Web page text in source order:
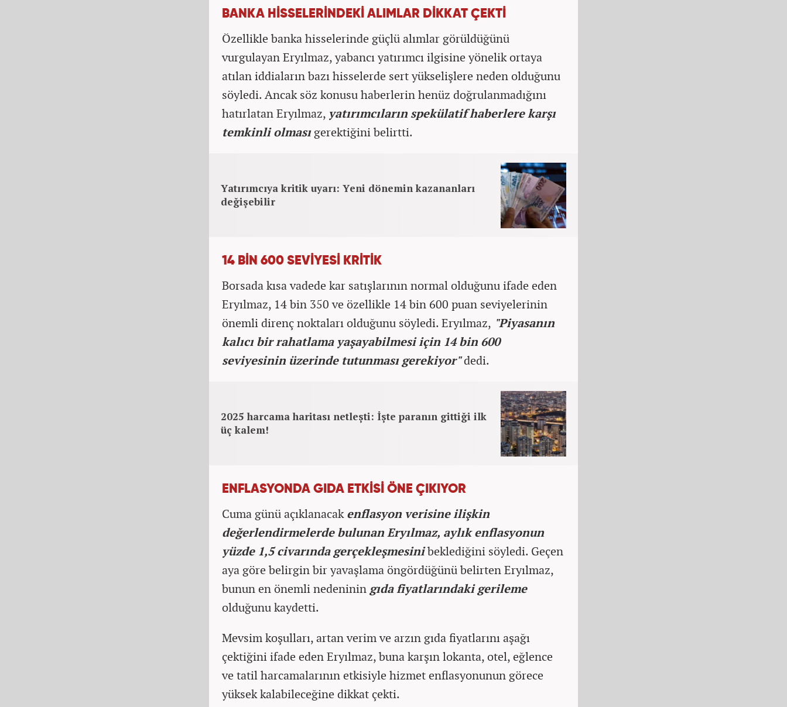
BANKA HİSSELERİNDEKİ ALIMLAR DİKKAT ÇEKTİ
Özellikle banka hisselerinde güçlü alımlar görüldüğünü
vurgulayan Eryılmaz, yabancı yatırımcı ilgisine yönelik ortaya
atılan iddiaların bazı hisselerde sert yükselişlere neden olduğunu
söyledi. Ancak söz konusu haberlerin henüz doğrulanmadığını
hatırlatan Eryılmaz, yatırımcıların spekülatif haberlere karşı
temkinli olmasıgerektiğini belirtti.
Yatırımcıya kritik uyarı: Yeni dönemin kazananları
değişebilir
14 BİN 600 SEVİYESİ KRİTİK
Borsada kısa vadede kar satışlarının normal olduğunu ifade eden
Eryılmaz, 14 bin 350 ve özellikle 14 bin 600 puan seviyelerinin
önemli direnç noktaları olduğunu söyledi. Eryılmaz, "Piyasanın
kalıcı bir rahatlama yaşayabilmesi için 14 bin 600
seviyesinin üzerinde tutunması gerekiyor"dedi.
2025 harcama haritası netleşti: İşte paranın gittiği ilk
üç kalem!
ENFLASYONDA GIDA ETKİSİ ÖNE ÇIKIYOR
Cuma günü açıklanacakenflasyon verisine ilişkin
değerlendirmelerde bulunan Eryılmaz, aylık enflasyonun
yüzde 1,5 civarında gerçekleşmesinibeklediğini söyledi. Geçen
aya göre belirgin bir yavaşlama öngördüğünü belirten Eryılmaz,
bunun en önemli nedeninin gıda fiyatlarındaki gerileme
olduğunu kaydetti.
Mevsim koşulları, artan verim ve arzın gıda fiyatlarını aşağı
çektiğini ifade eden Eryılmaz, buna karşın lokanta, otel, eğlence
ve tatil harcamalarının etkisiyle hizmet enflasyonunun görece
yüksek kalabileceğine dikkat çekti.